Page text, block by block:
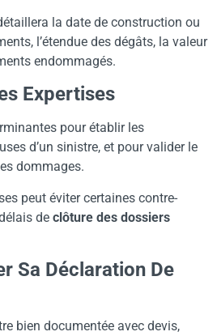
la date de construction ou
l’étendue des dégâts, la valeur
endommagés.
Expertises
pour établir les
d’un sinistre, et pour valider le
dommages.
peut éviter certaines contre-
de clôture des dossiers
Sa Déclaration De
bien documentée avec devis,